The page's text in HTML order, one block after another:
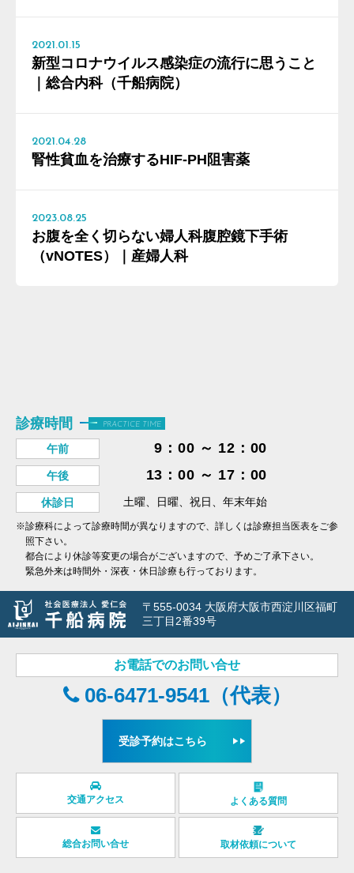
2021.01.15
新型コロナウイルス感染症の流行に思うこと
｜総合内科（千船病院）
2021.04.28
腎性貧血を治療するHIF-PH阻害薬
2023.08.25
お腹を全く切らない婦人科腹腔鏡下手術
（vNOTES）｜産婦人科
診療時間 PRACTICE TIME
午前 9：00 ～ 12：00
午後 13：00 ～ 17：00
休診日 土曜、日曜、祝日、年末年始
※診療科によって診療時間が異なりますので、詳しくは診療担当医表をご参
照下さい。
都合により休診等変更の場合がございますので、予めご了承下さい。
緊急外来は時間外・深夜・休日診療も行っております。
〒555-0034 大阪府大阪市西淀川区福町
三丁目2番39号
お電話でのお問い合せ
06-6471-9541（代表）
受診予約はこちら
交通アクセス よくある質問
総合お問い合せ 取材依頼について